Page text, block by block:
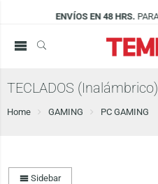
PARA LIMA Y CALLAO (*)
TECLADOS (Inalámbrico)
Home GAMING PC GAMING
Sidebar